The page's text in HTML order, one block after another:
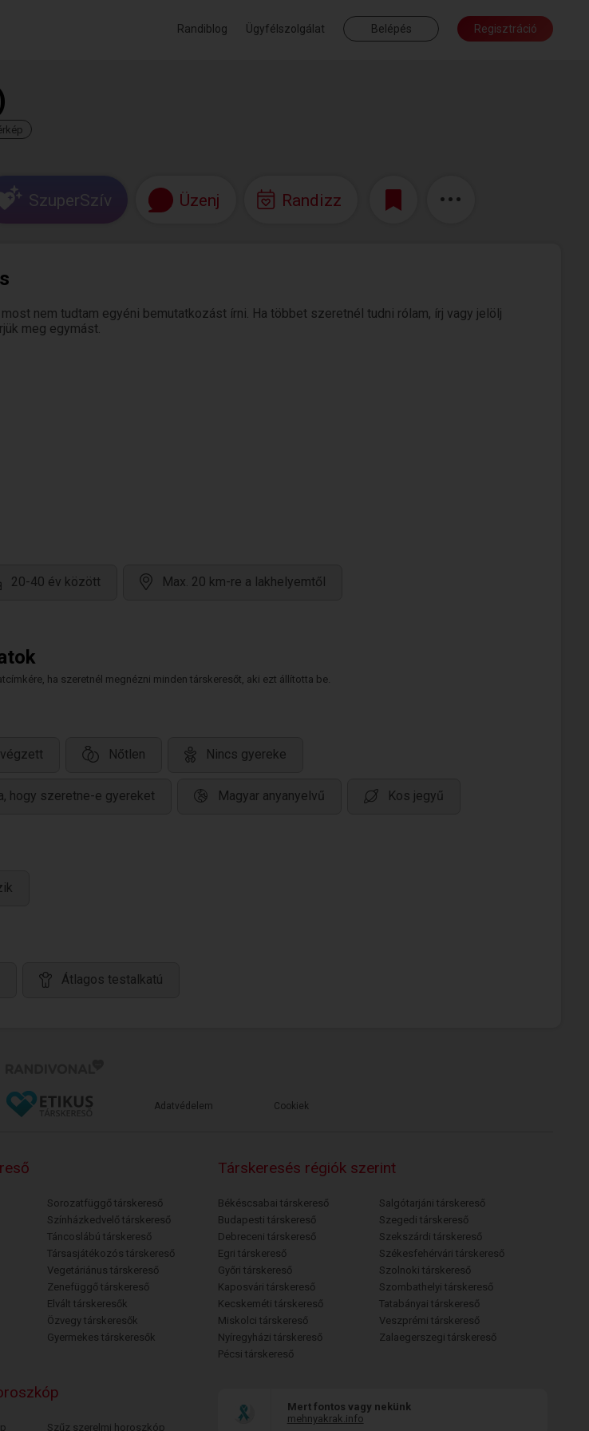
Randiblog Ügyfélszolgálat Belépés Regisztráció
SzuperSzív Üzenj Randizz
nem tudtam egyéni bemutatkozást írni. Ha többet szeretnél tudni rólam, írj vagy jelölj
meg egymást.
20-40 év között Max. 20 km-re a lakhelyemtől
ha szeretnél megnézni minden társkeresőt, aki ezt állította be.
Nőtlen Nincs gyereke
hogy szeretne-e gyereket Magyar anyanyelvű Kos jegyű
Átlagos testalkatú
Adatvédelem Cookiek
Sorozatfüggő társkereső
Színházkedvelő társkereső
Táncoslábú társkereső
Társasjátékozós társkereső
Vegetáriánus társkereső
Zenefüggő társkereső
Elvált társkeresők
Özvegy társkeresők
Gyermekes társkeresők
Társkeresés régiók szerint
Békéscsabai társkereső
Budapesti társkereső
Debreceni társkereső
Egri társkereső
Győri társkereső
Kaposvári társkereső
Kecskeméti társkereső
Miskolci társkereső
Nyíregyházi társkereső
Pécsi társkereső
Salgótarjáni társkereső
Szegedi társkereső
Szekszárdi társkereső
Székesfehérvári társkereső
Szolnoki társkereső
Szombathelyi társkereső
Tatabányai társkereső
Veszprémi társkereső
Zalaegerszegi társkereső
Szűz szerelmi horoszkóp
Mert fontos vagy nekünk
mehnyakrak.info